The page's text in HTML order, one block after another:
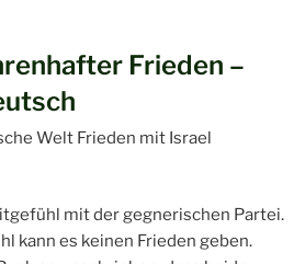
Frieden –
Welt Frieden mit Israel
mit der gegnerischen Partei.
kann es keinen Frieden geben.